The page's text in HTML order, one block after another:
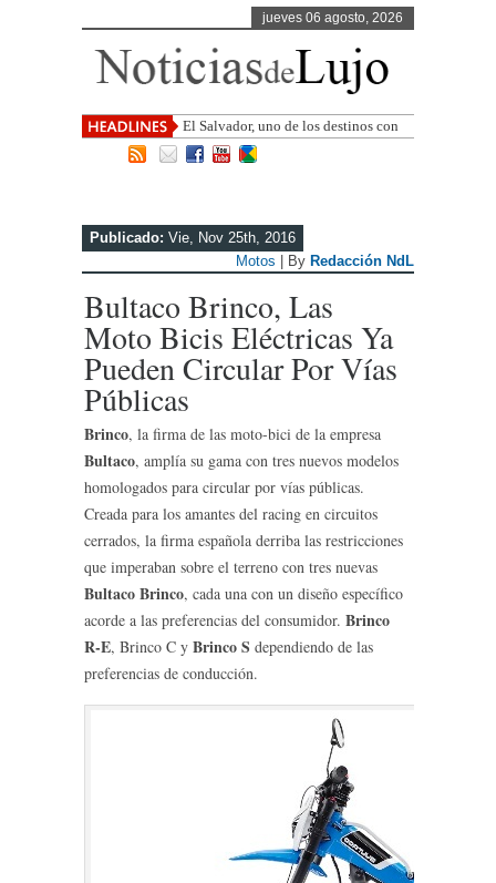
jueves 06 agosto, 2026
El Salvador, uno de los destinos con
mayor proyección de Centroamérica
Publicado: Vie, Nov 25th, 2016
Motos | By Redacción NdL
Bultaco Brinco, Las
Moto Bicis Eléctricas Ya
Pueden Circular Por Vías
Públicas
Brinco, la firma de las moto-bici de la empresa
Bultaco, amplía su gama con tres nuevos modelos
homologados para circular por vías públicas.
Creada para los amantes del racing en circuitos
cerrados, la firma española derriba las restricciones
que imperaban sobre el terreno con tres nuevas
Bultaco Brinco, cada una con un diseño específico
acorde a las preferencias del consumidor. Brinco
R-E, Brinco C y Brinco S dependiendo de las
preferencias de conducción.